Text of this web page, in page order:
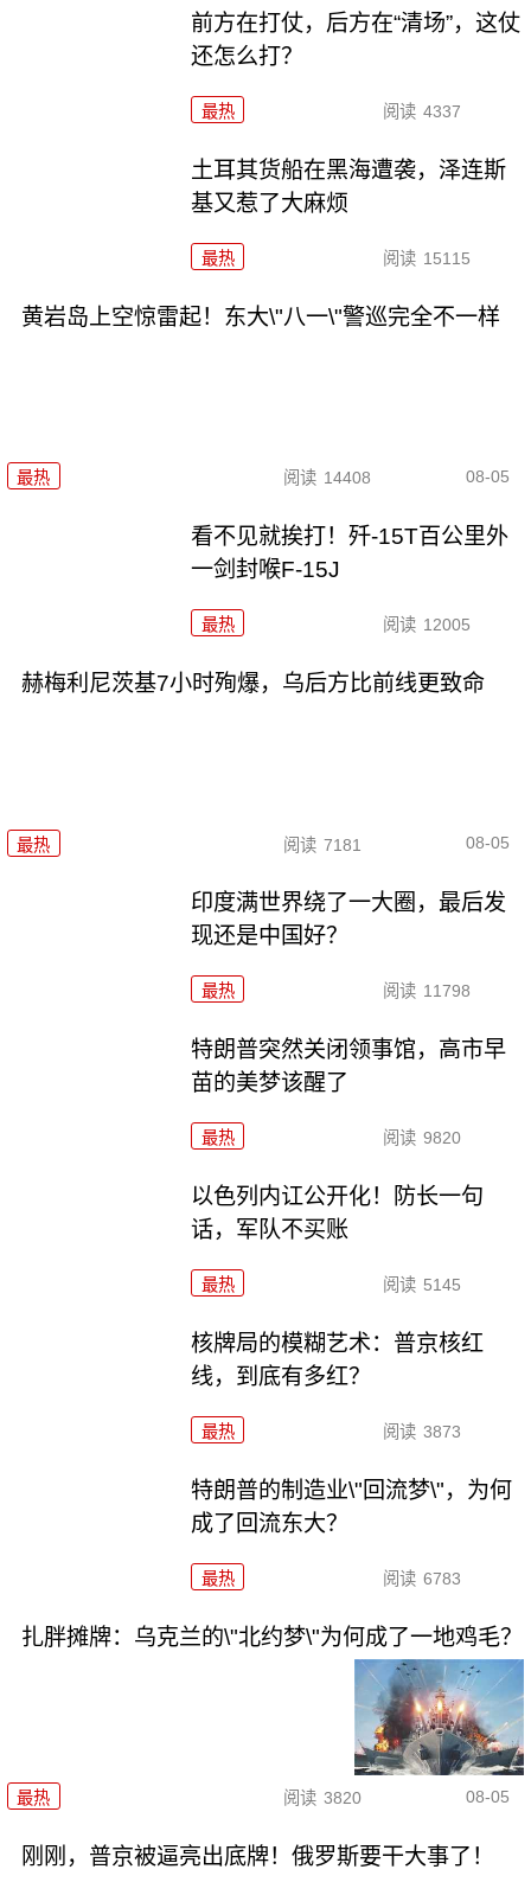
前方在打仗，后方在“清场”，这仗
还怎么打？
最热 阅读 4337
土耳其货船在黑海遭袭，泽连斯
基又惹了大麻烦
最热 阅读 15115
黄岩岛上空惊雷起！东大\"八一\"警巡完全不一样
最热 阅读 14408 08-05
看不见就挨打！歼-15T百公里外
一剑封喉F-15J
最热 阅读 12005
赫梅利尼茨基7小时殉爆，乌后方比前线更致命
最热 阅读 7181 08-05
印度满世界绕了一大圈，最后发
现还是中国好？
最热 阅读 11798
特朗普突然关闭领事馆，高市早
苗的美梦该醒了
最热 阅读 9820
以色列内讧公开化！防长一句
话，军队不买账
最热 阅读 5145
核牌局的模糊艺术：普京核红
线，到底有多红？
最热 阅读 3873
特朗普的制造业\"回流梦\"，为何
成了回流东大？
最热 阅读 6783
扎胖摊牌：乌克兰的\"北约梦\"为何成了一地鸡毛？
最热 阅读 3820 08-05
刚刚，普京被逼亮出底牌！俄罗斯要干大事了！